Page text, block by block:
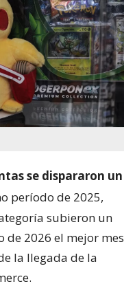
se dispararon un
período de 2025,
subieron un
de 2026 el mejor mes
la llegada de la